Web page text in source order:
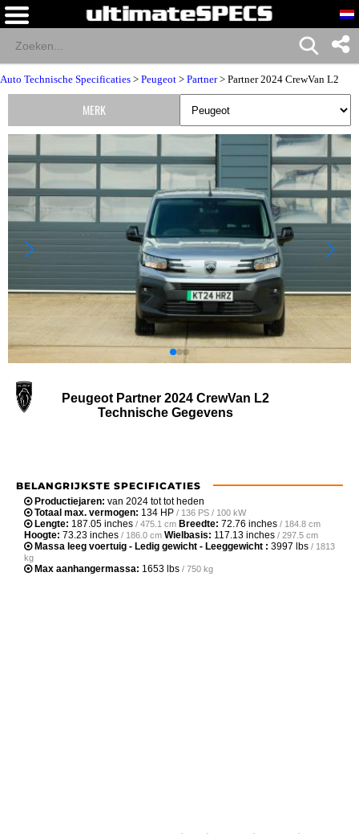
Auto Technische Specificaties > Peugeot > Partner> Partner 2024 CrewVan L2
Peugeot Partner 2024 CrewVan L2
Technische Gegevens
BELANGRIJKSTE SPECIFICATIES
Productiejaren: van 2024 tot tot heden
Totaal max. vermogen: 134 HP / 136 PS / 100 kW
Lengte: 187.05 inches / 475.1 cm Breedte: 72.76 inches / 184.8 cm
Hoogte: 73.23 inches / 186.0 cm Wielbasis: 117.13 inches / 297.5 cm
Massa leeg voertuig - Ledig gewicht - Leeggewicht : 3997 lbs / 1813
kg
Max aanhangermassa: 1653 lbs / 750 kg
MERK